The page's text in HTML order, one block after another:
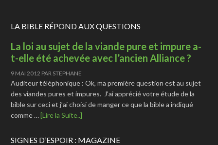
LA BIBLE RÉPOND AUX QUESTIONS
La loi au sujet de la viande pure et impure a-
t-elle été achevée avec l’ancien Alliance ?
9 MAI 2012 PAR STEPHANE
Auditeur téléphonique : Ok, ma première question est au sujet
des viandes pures et impures. J'ai apprécié votre étude de la
bible sur ceci et j’ai choisi de manger ce que la bible a indiqué
comme …[Lire la Suite..]
SIGNES D’ESPOIR : MAGAZINE